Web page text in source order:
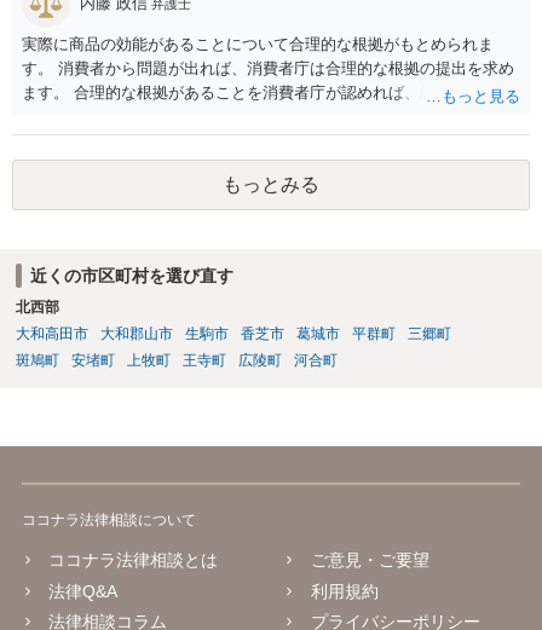
すが、一般ADRでは期日手数料等を設定している弁護士会が多いとは
定までは存じ上げないので、回答としてはこの限度にとどまります。
弁護士
実際に商品の効能があることについて合理的な根拠がもとめられま
す。 消費者から問題が出れば、消費者庁は合理的な根拠の提出を求め
ます。 合理的な根拠があることを消費者庁が認めれば、結果や効果が
者庁が公開している課徴金決定事例をご覧になるといいでしょう。
もっとみる
近くの市区町村を選び直す
北西部
大和高田市
大和郡山市 生駒市 香芝市 葛城市 平群町
三郷町
斑鳩町
安堵町 上牧町 王寺町 広陵町 河合町
ココナラ法律相談について
ココナラ法律相談とは
法律Q&A
法律相談コラム
ご意見・ご要望
利用規約
プライバシーポリシー